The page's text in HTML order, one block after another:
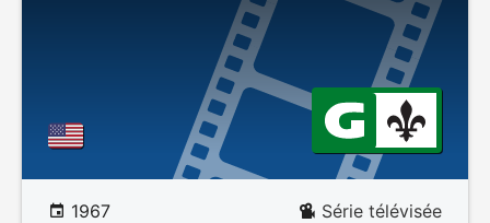
1967 Série télévisée